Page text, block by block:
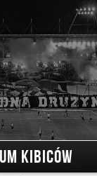
KIBICÓW